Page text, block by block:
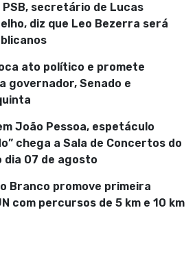
PSB, secretário de Lucas
diz que Leo Bezerra será
ato político e promete
governador, Senado e
João Pessoa, espetáculo
chega a Sala de Concertos do
dia 07 de agosto
Branco promove primeira
com percursos de 5 km e 10 km